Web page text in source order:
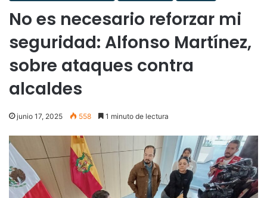
No es necesario reforzar mi
seguridad: Alfonso Martínez,
sobre ataques contra
alcaldes
junio 17, 2025 558 1 minuto de lectura